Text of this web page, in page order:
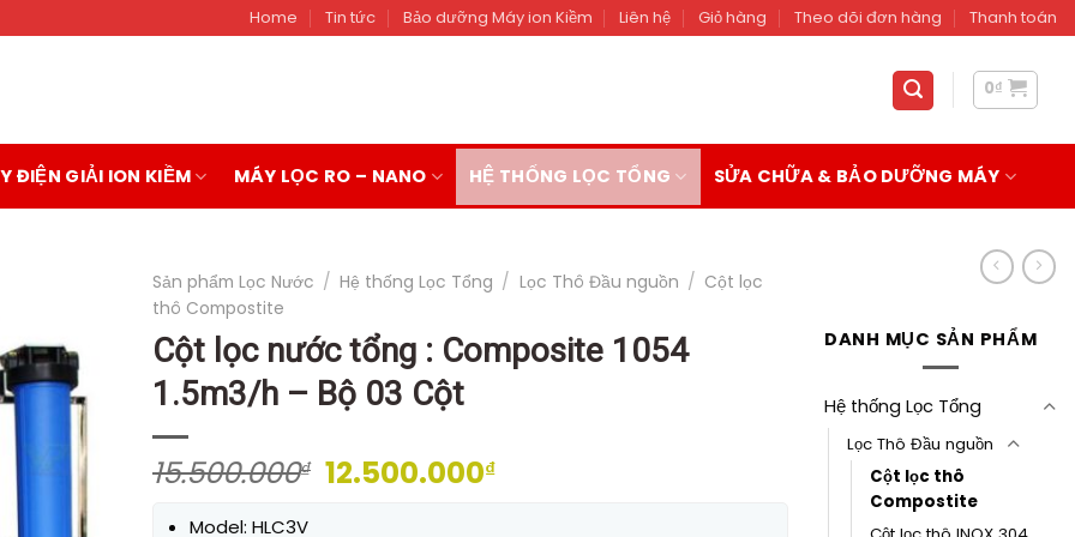
Home Tin tức Bảo dưỡng Máy ion Kiềm Liên hệ Giỏ hàng Theo dõi đơn hàng Thanh toán
0₫
ĐIỆN GIẢI ION KIỀM MÁY LỌC RO – NANO HỆ THỐNG LỌC TỔNG SỬA CHỮA & BẢO DƯỠNG MÁY
Sản phẩm Lọc Nước / Hệ thống Lọc Tổng / Lọc Thô Đầu nguồn / Cột lọc
thô Compostite
Cột lọc nước tổng : Composite 1054
1.5m3/h – Bộ 03 Cột
15.500.000₫ Giá
12.500.000₫Giá
Model: HLC3V
DANH MỤC SẢN PHẨM
Hệ thống Lọc Tổng
Lọc Thô Đầu nguồn
Cột lọc thô
Compostite